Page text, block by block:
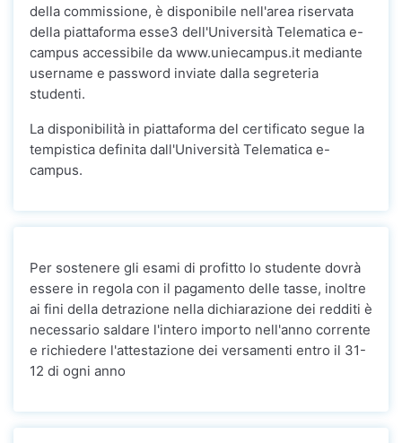
della commissione, è disponibile nell'area riservata
della piattaforma esse3 dell'Università Telematica e-
campus accessibile da www.uniecampus.it mediante
username e password inviate dalla segreteria
studenti.
La disponibilità in piattaforma del certificato segue la
tempistica definita dall'Università Telematica e-
campus.
Per sostenere gli esami di profitto lo studente dovrà
essere in regola con il pagamento delle tasse, inoltre
ai fini della detrazione nella dichiarazione dei redditi è
necessario saldare l'intero importo nell'anno corrente
e richiedere l'attestazione dei versamenti entro il 31-
12 di ogni anno